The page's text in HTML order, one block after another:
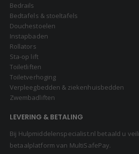
Bedrails
Bedtafels & stoeltafels
Douchestoelen
Instapbaden
Rollators
Sta-op lift
Toiletliften
Toiletverhoging
Verpleegbedden & ziekenhuisbedden
Zwembadliften
LEVERING & BETALING
Bij Hulpmiddelenspecialist.nl betaald u
betaalplatform van MultiSafePay.